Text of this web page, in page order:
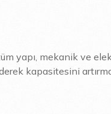
yapı, mekanik ve
kapasitesini